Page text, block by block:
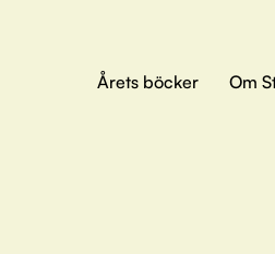
Årets böcker Om